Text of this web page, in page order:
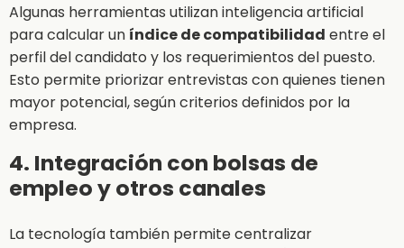
Algunas herramientas utilizan inteligencia artificial
para calcular un índice de compatibilidad entre el
perfil del candidato y los requerimientos del puesto.
Esto permite priorizar entrevistas con quienes tienen
mayor potencial, según criterios definidos por la
empresa.
4. Integración con bolsas de
empleo y otros canales
La tecnología también permite centralizar